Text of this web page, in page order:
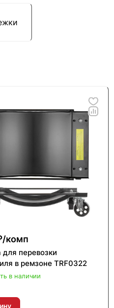
комп
перевозки
в ремзоне TRF0322
в наличии